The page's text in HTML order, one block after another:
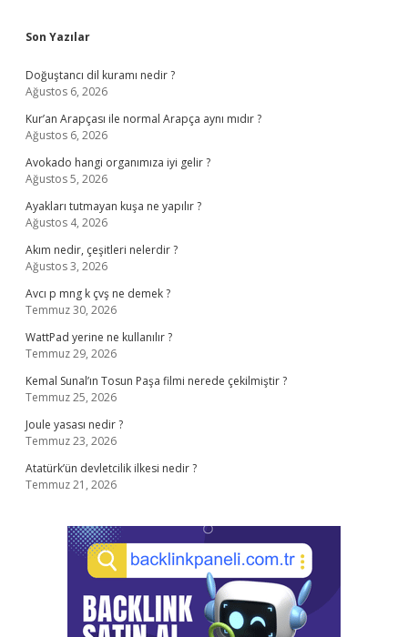
Sidebar
Son Yazılar
Doğuştancı dil kuramı nedir ?
Ağustos 6, 2026
Kur’an Arapçası ile normal Arapça aynı mıdır ?
Ağustos 6, 2026
Avokado hangi organımıza iyi gelir ?
Ağustos 5, 2026
Ayakları tutmayan kuşa ne yapılır ?
Ağustos 4, 2026
Akım nedir, çeşitleri nelerdir ?
Ağustos 3, 2026
Avcı p mng k çvş ne demek ?
Temmuz 30, 2026
WattPad yerine ne kullanılır ?
Temmuz 29, 2026
Kemal Sunal’ın Tosun Paşa filmi nerede çekilmiştir ?
Temmuz 25, 2026
Joule yasası nedir ?
Temmuz 23, 2026
Atatürk’ün devletcilik ilkesi nedir ?
Temmuz 21, 2026